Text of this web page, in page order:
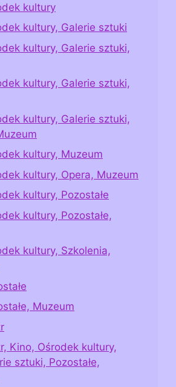
kultury
kultury, Galerie sztuki
kultury, Galerie sztuki,
kultury, Galerie sztuki,
kultury, Galerie sztuki,
kultury, Muzeum
kultury, Opera, Muzeum
kultury, Pozostałe
kultury, Pozostałe,
kultury, Szkolenia,
Muzeum
Kino, Ośrodek kultury,
sztuki, Pozostałe,